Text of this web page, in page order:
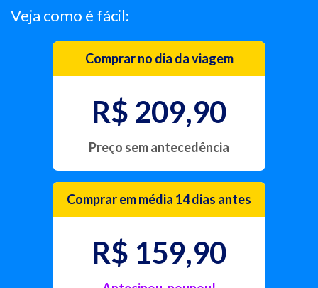
Veja como é fácil:
Comprar no dia da viagem
R$ 209,90
Preço sem antecedência
Comprar em média 14 dias antes
R$ 159,90